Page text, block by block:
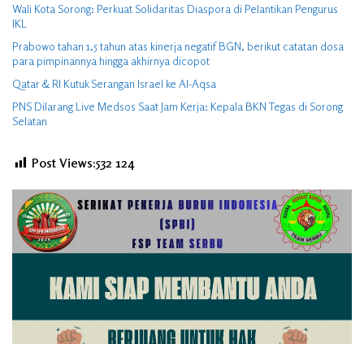
Wali Kota Sorong: Perkuat Solidaritas Diaspora di Pelantikan Pengurus
IKL
Prabowo tahan 1,5 tahun atas kinerja negatif BGN, berikut catatan dosa
para pimpinannya hingga akhirnya dicopot
Qatar & RI Kutuk Serangan Israel ke Al-Aqsa
PNS Dilarang Live Medsos Saat Jam Kerja: Kepala BKN Tegas di Sorong
Selatan
Post Views:532 124